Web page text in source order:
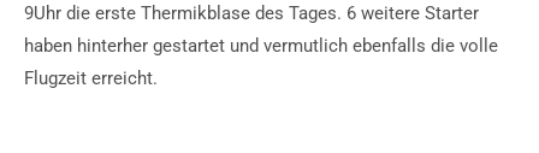
9Uhr die erste Thermikblase des Tages. 6 weitere Starter
haben hinterher gestartet und vermutlich ebenfalls die volle
Flugzeit erreicht.